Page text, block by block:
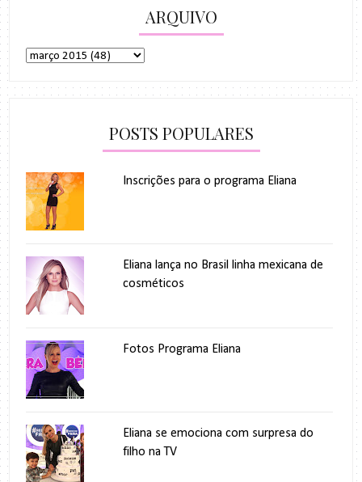
ARQUIVO
POSTS POPULARES
Inscrições para o programa Eliana
Eliana lança no Brasil linha mexicana de
cosméticos
Fotos Programa Eliana
Eliana se emociona com surpresa do
filho na TV